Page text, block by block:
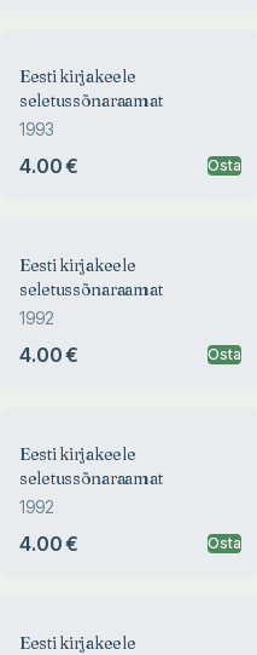
Eesti kirjakeele
seletussõnaraamat
1993
4.00 € Osta
Eesti kirjakeele
seletussõnaraamat
1992
4.00 € Osta
Eesti kirjakeele
seletussõnaraamat
1992
4.00 € Osta
Eesti kirjakeele